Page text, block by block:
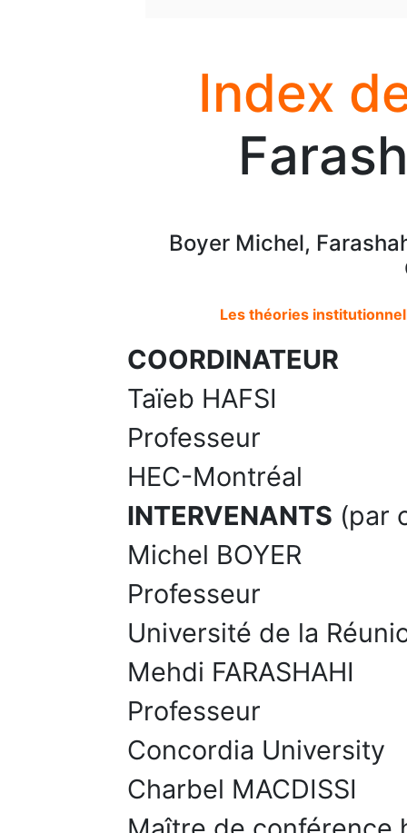
Index
Boyer Michel,
Les théories
COORDINATEUR
Taïeb HAFSI
Professeur
HEC-Montréal
INTERVENANTS (par
Michel BOYER
Professeur
Université de la
Mehdi FARASHAHI
Professeur
Concordia University
Charbel MACDISSI